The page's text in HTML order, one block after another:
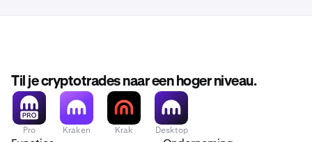
Til je cryptotrades naar een hoger niveau.
Pro Kraken Krak Desktop